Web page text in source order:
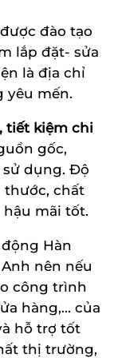
đào tạo
lắp đặt- sửa
là địa chỉ
yêu mến.
tiết kiệm chi
gốc,
sử dụng. Độ
thước, chất
hậu mãi tốt.
Hàn
nên nếu
công trình
hàng,... của
hỗ trợ tốt
thị trường,